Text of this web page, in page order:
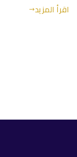
اقرأ المزيد